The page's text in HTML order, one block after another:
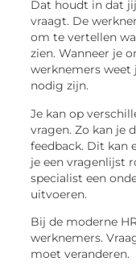
Dat houdt in dat
vraagt. De
om te vertellen
zien. Wanneer je
werknemers weet
nodig zijn.
Je kan op
vragen. Zo kan je
feedback. Dit kan
je een vragenlijst
specialist een
uitvoeren.
Bij de moderne
werknemers.
moet veranderen.